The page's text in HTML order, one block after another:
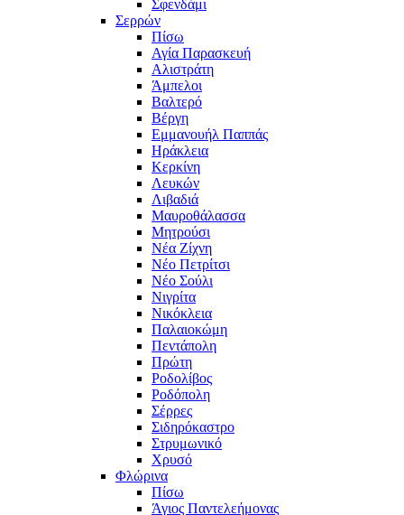
Σφενδάμι
Σερρών
Πίσω
Αγία Παρασκευή
Αλιστράτη
Άμπελοι
Βαλτερό
Βέργη
Εμμανουήλ Παππάς
Ηράκλεια
Κερκίνη
Λευκών
Λιβαδιά
Μαυροθάλασσα
Μητρούσι
Νέα Ζίχνη
Νέο Πετρίτσι
Νέο Σούλι
Νιγρίτα
Νικόκλεια
Παλαιοκώμη
Πεντάπολη
Πρώτη
Ροδολίβος
Ροδόπολη
Σέρρες
Σιδηρόκαστρο
Στρυμωνικό
Χρυσό
Φλώρινα
Πίσω
Άγιος Παντελεήμονας